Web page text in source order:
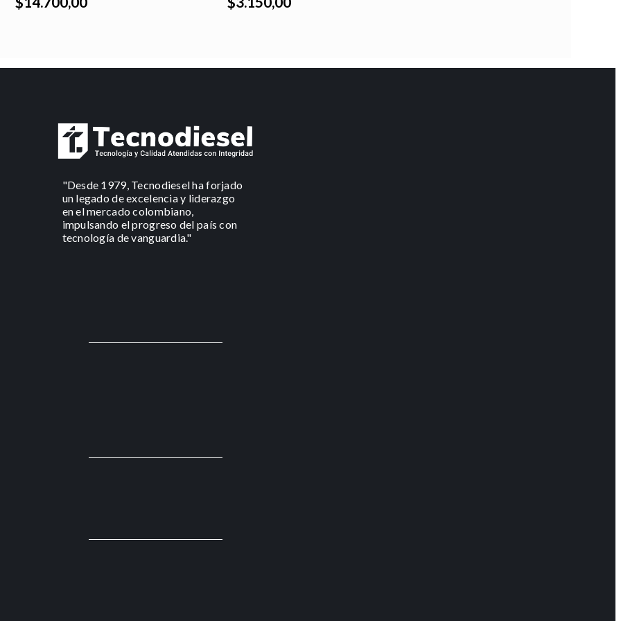
"Desde 1979, Tecnodiesel ha forjado
un legado de excelencia y liderazgo
en el mercado colombiano,
impulsando el progreso del país con
tecnología de vanguardia."